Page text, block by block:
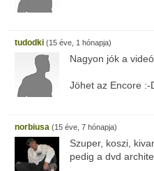
tudodki (15 éve, 1 hónapja)
Nagyon jók a
Jöhet az Encore :-
norbiusa (15 éve, 7 hónapja)
Szuper, koszi,
pedig a dvd